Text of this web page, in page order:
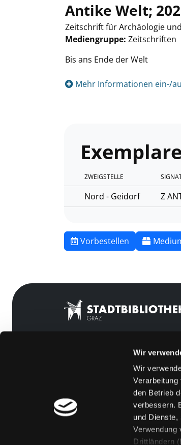
Wir
Wir
den Betrieb
verbessern.
und Dienste,
Verwendung
Drittländern
Antike Welt;
Zeitschrift für Archäologie
Mediengruppe: Zeitschriften
Bis ans Ende der Welt
Mehr Informationen ein-/
Exemplare
ZWEIGSTELLE
Nord - Geidorf Z
Vorbestellen
[kju:b]
Über
Jobs